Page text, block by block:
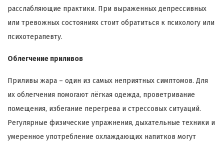
расслабляющие практики. При выраженных депрессивных
или тревожных состояниях стоит обратиться к психологу или
психотерапевту.
Облегчение приливов
Приливы жара – один из самых неприятных симптомов. Для
их облегчения помогают лёгкая одежда, проветривание
помещения, избегание перегрева и стрессовых ситуаций.
Регулярные физические упражнения, дыхательные техники и
умеренное употребление охлаждающих напитков могут